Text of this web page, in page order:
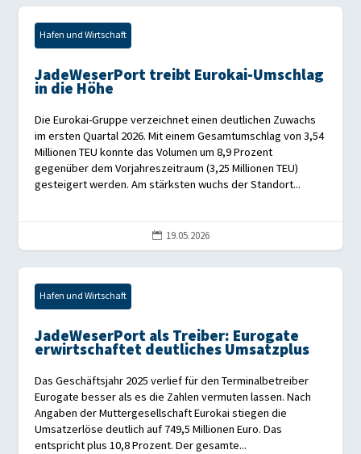
Hafen und Wirtschaft
JadeWeserPort treibt Eurokai-Umschlag
in die Höhe
Die Eurokai-Gruppe verzeichnet einen deutlichen Zuwachs
im ersten Quartal 2026. Mit einem Gesamtumschlag von 3,54
Millionen TEU konnte das Volumen um 8,9 Prozent
gegenüber dem Vorjahreszeitraum (3,25 Millionen TEU)
gesteigert werden. Am stärksten wuchs der Standort...
 19.05.2026
Hafen und Wirtschaft
JadeWeserPort als Treiber: Eurogate
erwirtschaftet deutliches Umsatzplus
Das Geschäftsjahr 2025 verlief für den Terminalbetreiber
Eurogate besser als es die Zahlen vermuten lassen. Nach
Angaben der Muttergesellschaft Eurokai stiegen die
Umsatzerlöse deutlich auf 749,5 Millionen Euro. Das
entspricht plus 10,8 Prozent. Der gesamte...